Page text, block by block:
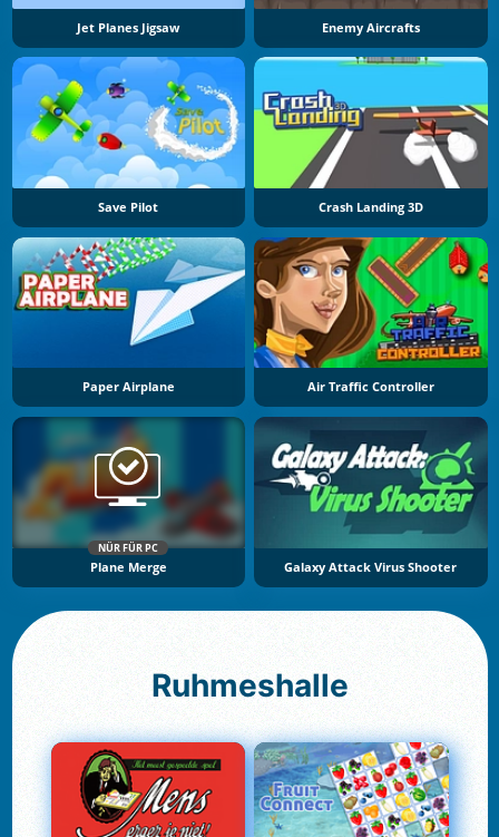
Jet Planes Jigsaw Enemy Aircrafts
Save Pilot Crash Landing 3D
Paper Airplane Air Traffic Controller
NÜR FÜR PC
Plane Merge Galaxy Attack Virus Shooter
Ruhmeshalle